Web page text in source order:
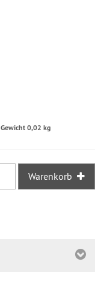
Gewicht 0,02 kg
Warenkorb